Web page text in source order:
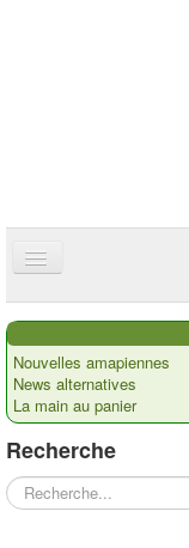
Accueil
Présentation
Actualités
Nos paysans
Commandes
Nouvelles amapiennes
News alternatives
La main au panier
Recherche
Rechercher